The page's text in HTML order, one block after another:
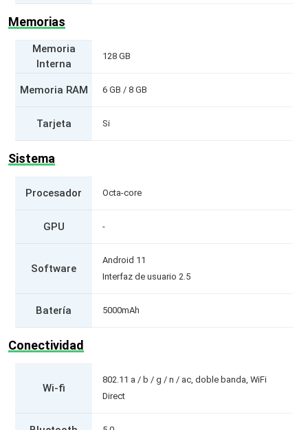
Memorias
Memoria
Interna
128 GB
Memoria RAM 6 GB / 8 GB
Tarjeta Si
Sistema
Procesador Octa-core
GPU -
Software
Android 11
Interfaz de usuario 2.5
Batería 5000mAh
Conectividad
Wi-fi
802.11 a / b / g / n / ac, doble banda, WiFi
Direct